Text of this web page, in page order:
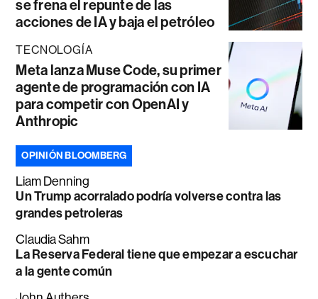
se frena el repunte de las
acciones de IA y baja el petróleo
TECNOLOGÍA
Meta lanza Muse Code, su primer
agente de programación con IA
para competir con OpenAI y
Anthropic
OPINIÓN BLOOMBERG
Liam Denning
Un Trump acorralado podría volverse contra las
grandes petroleras
Claudia Sahm
La Reserva Federal tiene que empezar a escuchar
a la gente común